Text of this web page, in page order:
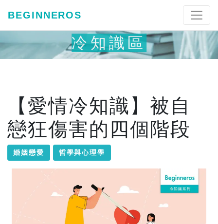
BEGINNEROS
冷知識區
【愛情冷知識】被自
戀狂傷害的四個階段
婚姻戀愛 哲學與心理學